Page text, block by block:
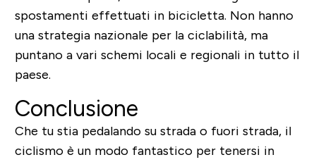
spostamenti effettuati in bicicletta. Non hanno
una strategia nazionale per la ciclabilità, ma
puntano a vari schemi locali e regionali in tutto il
paese.
Conclusione
Che tu stia pedalando su strada o fuori strada, il
ciclismo è un modo fantastico per tenersi in